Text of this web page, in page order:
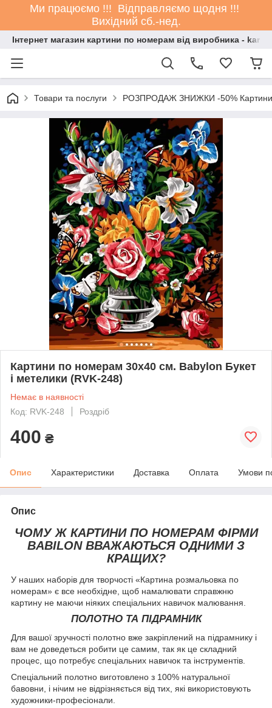
Ми працюємо !!! Відправляємо щодня !!!
Вихідний сб.-нед.
Інтернет магазин картини по номерам від виробника -
Товари та послуги РОЗПРОДАЖ ЗНИЖКИ -50%
Картини по номерам 30х40 см. Babylon Букет
і метелики (RVK-248)
Немає в наявності
Код: RVK-248
Роздріб
400 ₴
Опис Характеристики Доставка Оплата Умови
Опис
ЧОМУ Ж КАРТИНИ ПО НОМЕРАМ ФІРМИ
BABILON ВВАЖАЮТЬСЯ ОДНИМИ З
КРАЩИХ?
У наших наборів для творчості «Картина розмальовка по
номерам» є все необхідне, щоб намалювати справжню
картину не маючи ніяких спеціальних навичок малювання.
ПОЛОТНО ТА ПІДРАМНИК
Для вашої зручності полотно вже закріплений на підрамнику і
вам не доведеться робити це самим, так як це складний
процес, що потребує спеціальних навичок та інструментів.
Спеціальний полотно виготовлено з 100% натуральної
бавовни, і нічим не відрізняється від тих, які використовують
художники-професіонали.